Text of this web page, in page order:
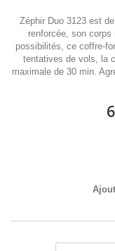
Zéphir Duo 3123 est
renforcée, son
possibilités, ce coffre-
tentatives de vols, la
maximale de 30 min.